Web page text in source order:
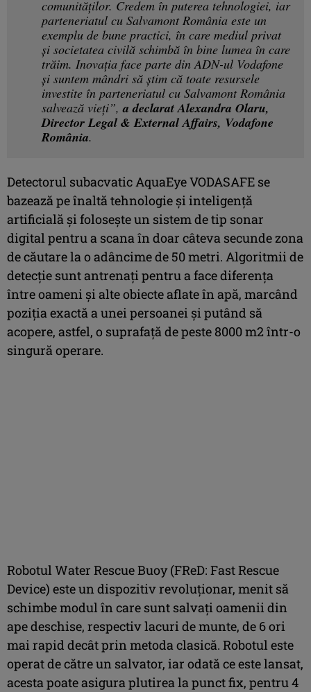
comunităților. Credem în puterea tehnologiei, iar
parteneriatul cu Salvamont România este un
exemplu de bune practici, în care mediul privat
și societatea civilă schimbă în bine lumea în care
trăim. Inovația face parte din ADN-ul Vodafone
și suntem mândri să știm că toate resursele
investite în parteneriatul cu Salvamont România
salvează vieți”, a declarat Alexandra Olaru,
Director Legal & External Affairs, Vodafone
România.
Detectorul subacvatic AquaEye VODASAFE se
bazează pe înaltă tehnologie și inteligență
artificială și folosește un sistem de tip sonar
digital pentru a scana în doar câteva secunde zona
de căutare la o adâncime de 50 metri. Algoritmii de
detecție sunt antrenați pentru a face diferența
între oameni și alte obiecte aflate în apă, marcând
poziția exactă a unei persoanei și putând să
acopere, astfel, o suprafață de peste 8000 m2 într-o
singură operare.
Robotul Water Rescue Buoy (FReD: Fast Rescue
Device) este un dispozitiv revoluționar, menit să
schimbe modul în care sunt salvați oamenii din
ape deschise, respectiv lacuri de munte, de 6 ori
mai rapid decât prin metoda clasică. Robotul este
operat de către un salvator, iar odată ce este lansat,
acesta poate asigura plutirea la punct fix, pentru 4